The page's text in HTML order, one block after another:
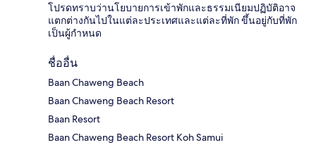
โปรดทราบว่านโยบายการเข้าพักและธรรมเนียมปฏิบัติอาจ
แตกต่างกันไปในแต่ละประเทศและแต่ละที่พัก ขึ้นอยู่กับที่พัก
เป็นผู้กำหนด
ชื่ออื่น
Baan Chaweng Beach
Baan Chaweng Beach Resort
Baan Resort
Baan Chaweng Beach Resort Koh Samui